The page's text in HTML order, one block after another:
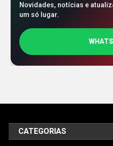
Novidades, notícias e
um só lugar.
CATEGORIAS